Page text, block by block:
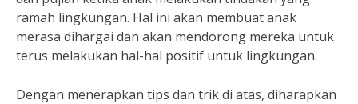
ramah lingkungan. Hal ini akan membuat anak
merasa dihargai dan akan mendorong mereka untuk
terus melakukan hal-hal positif untuk lingkungan.
Dengan menerapkan tips dan trik di atas, diharapkan